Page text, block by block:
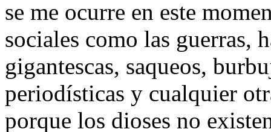
se me ocurre en este
sociales como las guerras,
gigantescas, saqueos,
periodísticas y cualquier
porque los dioses no